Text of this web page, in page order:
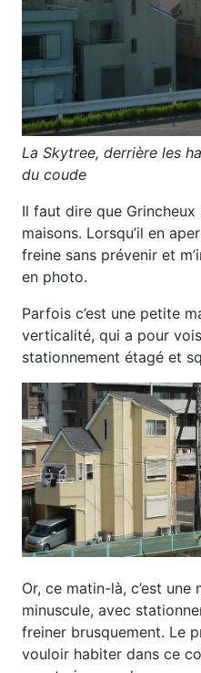
La Skytree, derrière les
du coude
Il faut dire que
maisons. Lorsqu’il en
freine sans prévenir et
en photo.
Parfois c’est une petite
verticalité, qui a pour
stationnement étagé et
Or, ce matin-là, c’est
minuscule, avec
freiner brusquement. Le
vouloir habiter dans ce